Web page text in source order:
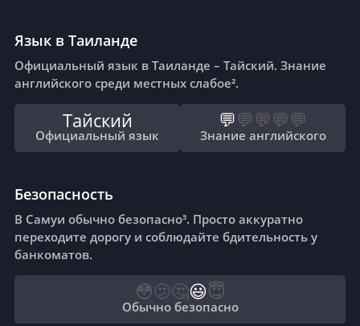
Язык в Таиланде
Официальный язык в Таиланде – Тайский. Знание
английского среди местных слабое².
Тайский
Официальный язык
💬 💬 💬 💬 💬
Знание английского
Безопасность
В Самуи обычно безопасно³. Просто аккуратно
переходите дорогу и соблюдайте бдительность у
банкоматов.
😳🫤🤔😃😇
Обычно безопасно